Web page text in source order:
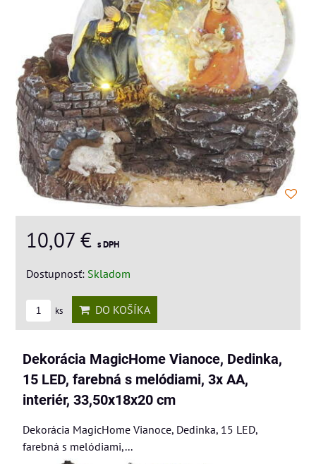
10,07 € s DPH
Dostupnosť: Skladom
ks DO KOŠÍKA
Dekorácia MagicHome Vianoce, Dedinka,
15 LED, farebná s melódiami, 3x AA,
interiér, 33,50x18x20 cm
Dekorácia MagicHome Vianoce, Dedinka, 15 LED,
farebná s melódiami,...